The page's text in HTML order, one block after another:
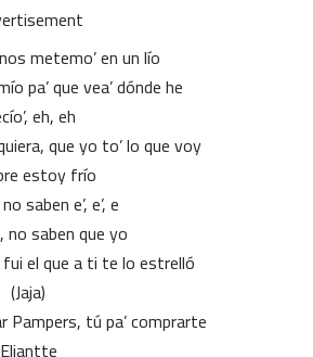
metemo’ en un lío
pa’ que vea’ dónde he
eh, eh
que yo to’ lo que voy
estoy frío
saben e’, e’, e’
no saben que yo
el que a ti te lo estrelló
(Jaja)
Pampers, tú pa’ comprarte